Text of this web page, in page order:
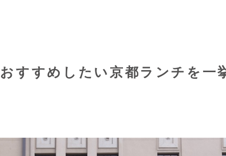
すすめしたい京都ランチを一